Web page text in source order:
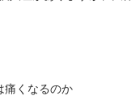
痛くなるのか